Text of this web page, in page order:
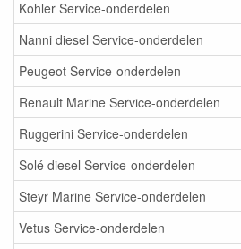
Kohler Service-onderdelen
Nanni diesel Service-onderdelen
Peugeot Service-onderdelen
Renault Marine Service-onderdelen
Ruggerini Service-onderdelen
Solé diesel Service-onderdelen
Steyr Marine Service-onderdelen
Vetus Service-onderdelen